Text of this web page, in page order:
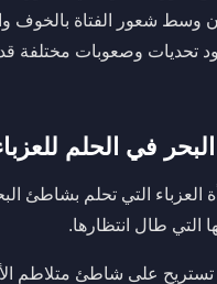
وسط شعور الفتاة بالخوف
تحديات وصعوبات مختلفة قد
في الحلم
العزباء التي تحلم بشاطئ
التي طال انتظارها.
تستريح على شاطئ متلاطم